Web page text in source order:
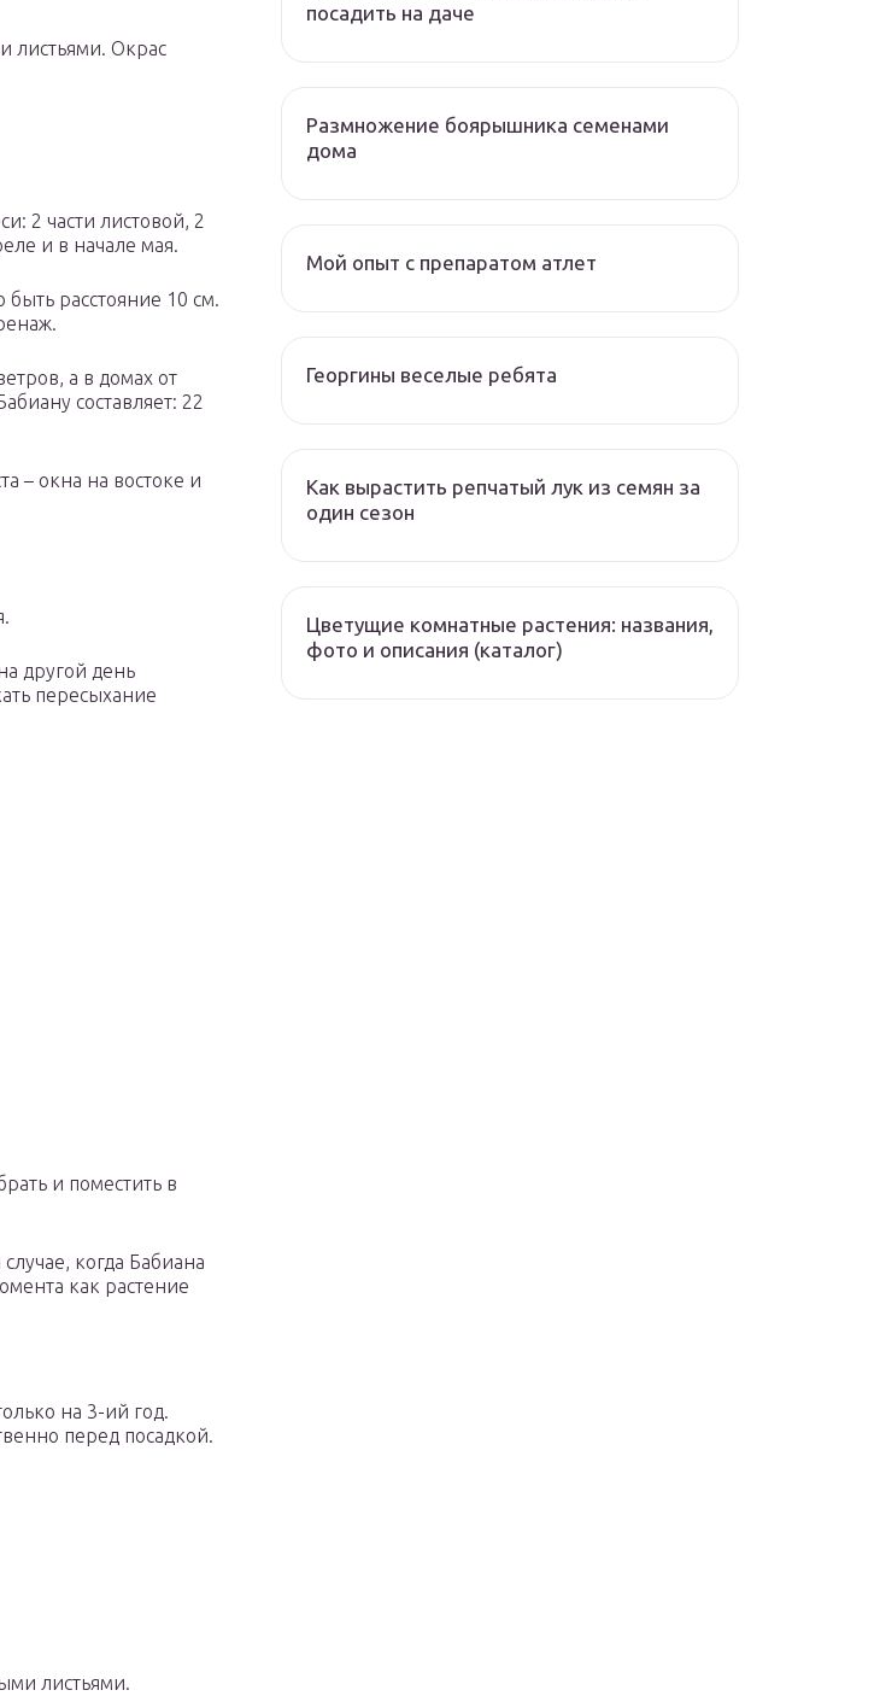
листьями. Окрас
2 части листовой, 2
и в начале мая.
расстояние 10 см.
а в домах от
составляет: 22
– окна на востоке и
другой день
пересыхание
и поместить в
когда Бабиана
как растение
на 3-ий год.
перед посадкой.
листьями.
посадить на даче
Размножение боярышника семенами
дома
Мой опыт с препаратом атлет
Георгины веселые ребята
Как вырастить репчатый лук из семян за
один сезон
Цветущие комнатные растения: названия,
фото и описания (каталог)